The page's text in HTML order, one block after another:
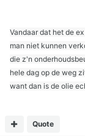
Vandaar dat het de
man niet kunnen
die z'n
hele dag op de weg
want dan is de olie
Quote